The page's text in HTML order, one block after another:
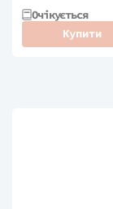
Очікується
Купити